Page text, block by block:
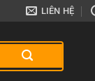
LIÊN HỆ